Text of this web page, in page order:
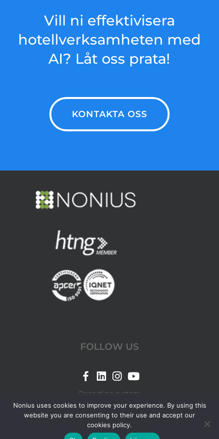
integrationslösningarmed
tredjepartssystem.
intelligent och responsiv AI-
receptionist.
Vill ni effektivisera
hotellverksamheten med
AI? Låt oss prata!
KONTAKTA OSS
FOLLOW US
Link
Nonius
Facebook
page
Link
Nonius
LinkedIn
page
Link
Nonius
Instagram
page
Link
Nonius
YouTube
page
Reporting system
Nonius uses cookies to improve your experience. By using this
website you are consenting to their use and accept our
cookies policy.